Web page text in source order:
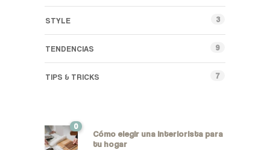
STYLE 3
TENDENCIAS 9
TIPS & TRICKS 7
0
Cómo elegir una interiorista para
tu hogar